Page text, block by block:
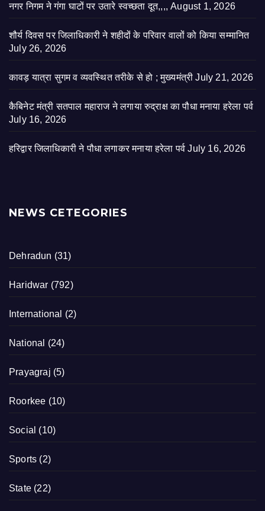
नगर निगम ने गंगा घाटों पर उतारे स्वच्छता दूत,,,, August 1, 2026
शौर्य दिवस पर जिलाधिकारी ने शहीदों के परिवार वालों को किया सम्मानित
July 26, 2026
कावड़ यात्रा सुगम व व्यवस्थित तरीके से हो ; मुख्यमंत्री July 21, 2026
कैबिनेट मंत्री सतपाल महाराज ने लगाया रुद्राक्ष का पौधा मनाया हरेला पर्व
July 16, 2026
हरिद्वार जिलाधिकारी ने पौधा लगाकर मनाया हरेला पर्व July 16, 2026
NEWS CETEGORIES
Dehradun (31)
Haridwar (792)
International (2)
National (24)
Prayagraj (5)
Roorkee (10)
Social (10)
Sports (2)
State (22)